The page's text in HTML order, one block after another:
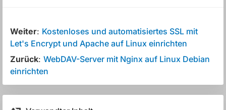
Weiter: Kostenloses und automatisiertes SSL mit
Let's Encrypt und Apache auf Linux einrichten
Zurück: WebDAV-Server mit Nginx auf Linux Debian
einrichten